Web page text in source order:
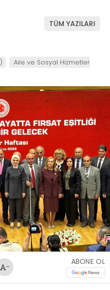
TÜM YAZILARI
Aile ve Sosyal Hizmetler
-
ABONE OL